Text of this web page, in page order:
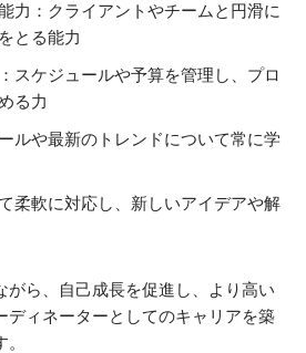
力：クライアントやチームと円滑に
とる能力
スケジュールや予算を管理し、プロ
る力
ルや最新のトレンドについて常に学
柔軟に対応し、新しいアイデアや解
がら、自己成長を促進し、より高い
ディネーターとしてのキャリアを築